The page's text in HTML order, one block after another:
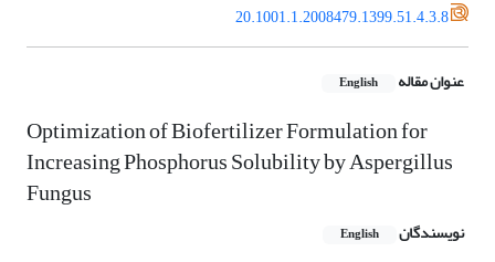
20.1001.1.2008479.1399.51.4.3.8
عنوان مقاله English
Optimization of Biofertilizer Formulation for
Increasing Phosphorus Solubility by Aspergillus
Fungus
نویسندگان English